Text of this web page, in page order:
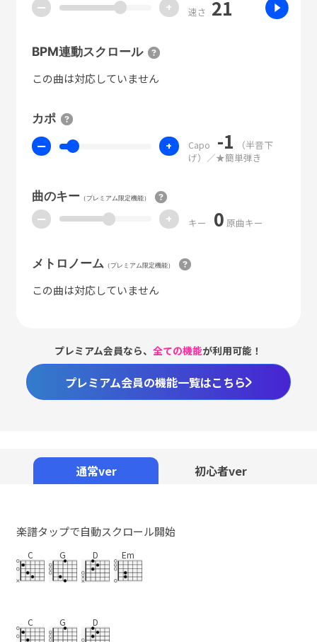
ー + 速さ 21
BPM連動スクロール
この曲は対応していません
カポ
ー + Capo -1
（半音下
げ）／★簡単弾き
曲のキー（プレミアム限定機能）
ー + キー 0 原曲キー
メトロノーム （プレミアム限定機能）
この曲は対応していません
プレミアム会員なら、全ての機能が利用可能！
プレミアム会員の機能一覧はこちら
通常ver 初心者ver
楽譜タップで自動スクロール開始
C G D Em
C G D